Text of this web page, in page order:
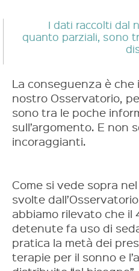
I dati raccolti dal
quanto parziali, sono
La conseguenza è che
nostro Osservatorio,
sono tra le poche
sull’argomento. E non
incoraggianti.
Come si vede sopra
svolte
abbiamo rilevato che il
detenute fa uso di
pratica la metà dei
terapie per il sonno e